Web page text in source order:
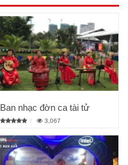
Ban nhạc đờn ca tài tử
3,067